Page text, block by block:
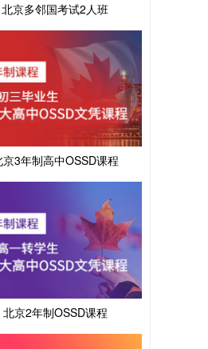
北京多邻国考试2人班
京3年制高中OSSD课程
北京2年制OSSD课程